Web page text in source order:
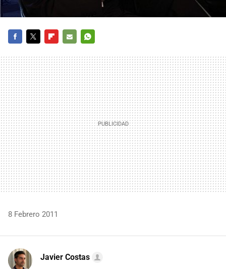
MAIL
8 Febrero 2011
Javier Costas